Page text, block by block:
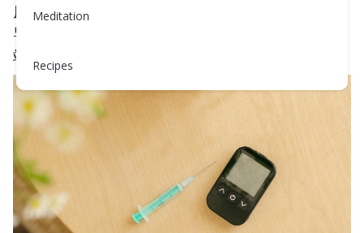
Meditation
Recipes
尿病，未涵盖所有可用选项。有关进一步的药物指
导，请参见Scheiner (2020)和美国糖尿病协会的网
站，这是一个广泛使用的糖尿病自我管理资源。